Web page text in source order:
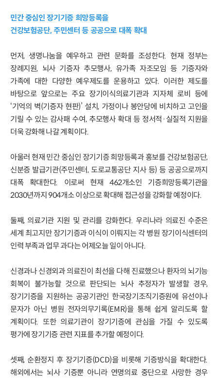
민간 중심인 장기기증 희망등록을
건강보험공단, 주민센터 등 공공으로 대폭 확대
먼저, 생명나눔을 예우하고 관련 문화를 조성한다. 현재 정부는
장례지원, 뇌사 기증자 추모행사, 유가족 자조모임 등 기증자와
가족에 대한 다양한 예우제도를 운용하고 있다. 이러한 제도를
바탕으로 앞으로는 주요 장기이식의료기관과 지자체 로비 등에
‘기억의 벽(기증자 현판)’ 설치, 가정이나 봉안당에 비치하고 고인을
기릴 수 있는 감사패 수여, 추모행사 확대 등 정서적·실질적 지원을
더욱 강화해 나갈 계획이다.
아울러 현재 민간 중심인 장기기증 희망등록과 홍보를 건강보험공단,
신분증 발급기관(주민센터, 도로교통공단 지사 등) 등 공공으로까지
대폭 확대한다. 이로써 현재 462개소인 기증희망등록기관을
2030년까지 904개소 이상으로 확대해 접근성을 강화할 예정이다.
둘째, 의료기관 지원 및 관리를 강화한다. 우리나라 의료진 수준은
세계 최고지만 장기기증과 이식이 이뤄지는 각 병원 장기이식센터의
인력 부족과 업무 과다는 어제오늘 일이 아니다.
신경과나 신경외과 의료진이 최선을 다해 진료했으나 환자의 뇌기능
회복이 불가능할 것으로 판단되는 뇌사 추정자가 발생할 경우,
장기기증을 지원하는 공공기관인 한국장기조직기증원에 유선이나
문자가 아닌 병원 전자의무기록(EMR)을 통해 쉽게 알리도록 할
계획이다. 또한 의료기관이 장기기증에 관심을 가질 수 있도록
평가에 장기기증 관련 지표를 추가할 예정이다.
셋째, 순환정지 후 장기기증(DCD)을 비롯해 기증방식을 확대한다.
해외에서는 뇌사 기증뿐 아니라 연명의료 중단으로 사망한 경우